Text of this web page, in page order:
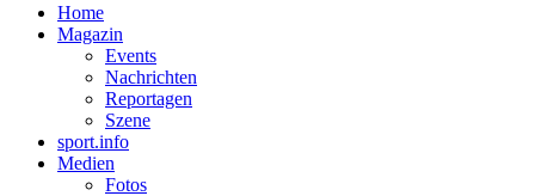
Home
Magazin
Events
Nachrichten
Reportagen
Szene
sport.info
Medien
Fotos